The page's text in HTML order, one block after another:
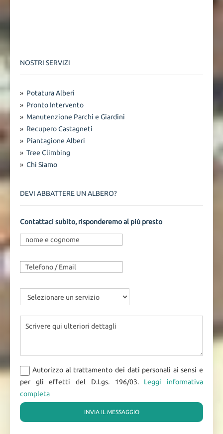
NOSTRI SERVIZI
» Potatura Alberi
» Pronto Intervento
» Manutenzione Parchi e Giardini
» Recupero Castagneti
» Piantagione Alberi
» Tree Climbing
» Chi Siamo
DEVI ABBATTERE UN ALBERO?
Contattaci subito, risponderemo al più presto
Autorizzo al trattamento dei dati personali ai sensi e
per gli effetti del D.Lgs. 196/03. Leggi informativa
completa